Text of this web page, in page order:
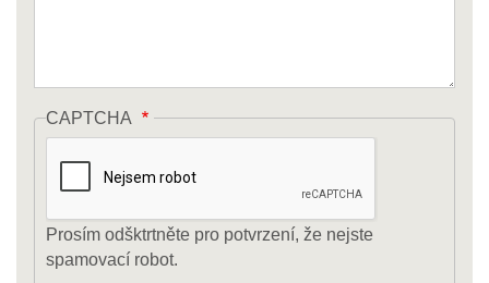
CAPTCHA
Prosím odšktrtněte pro potvrzení, že nejste
spamovací robot.